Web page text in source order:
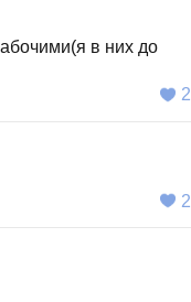
в них до
2
2